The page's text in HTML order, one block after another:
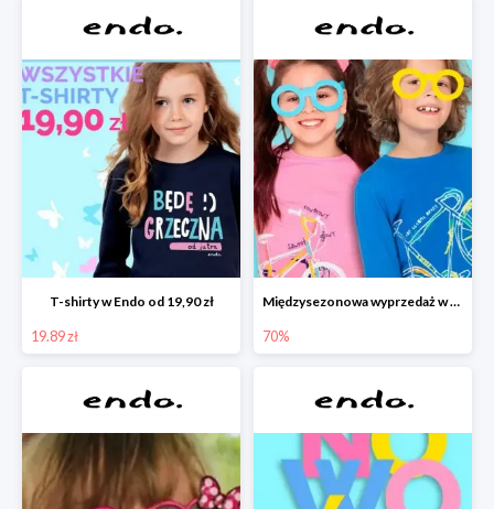
T-shirty w Endo od 19,90 zł
19.89 zł
Międzysezonowa wyprzedaż w Endo do -70%
70%